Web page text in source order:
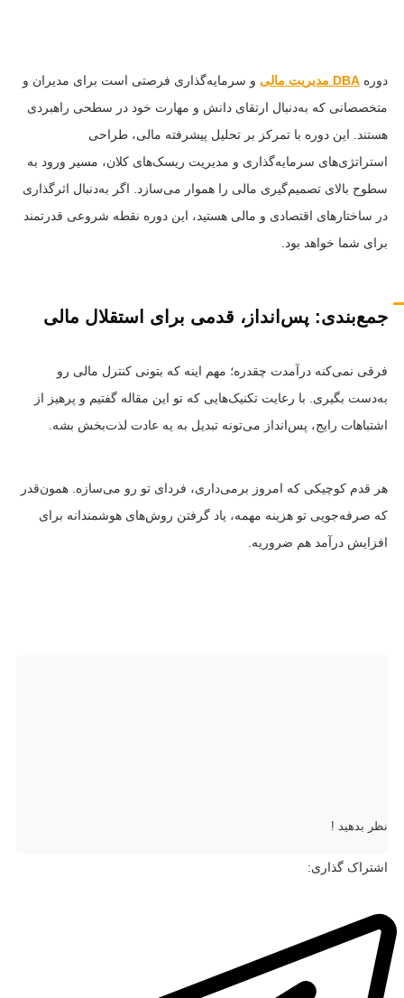
دوره DBA مدیریت مالی
و سرمایه‌گذاری فرصتی است برای مدیران و
متخصصانی که به‌دنبال ارتقای دانش و مهارت خود در سطحی راهبردی
هستند. این دوره با تمرکز بر تحلیل پیشرفته مالی، طراحی
استراتژی‌های سرمایه‌گذاری و مدیریت ریسک‌های کلان، مسیر ورود به
سطوح بالای تصمیم‌گیری مالی را هموار می‌سازد. اگر به‌دنبال اثرگذاری
در ساختارهای اقتصادی و مالی هستید، این دوره نقطه شروعی قدرتمند
برای شما خواهد بود.
جمع‌بندی: پس‌انداز، قدمی برای استقلال مالی
فرقی نمی‌کنه درآمدت چقدره؛ مهم اینه که بتونی کنترل مالی رو
به‌دست بگیری. با رعایت تکنیک‌هایی که تو این مقاله گفتیم و پرهیز از
اشتباهات رایج، پس‌انداز می‌تونه تبدیل به یه عادت لذت‌بخش بشه.
هر قدم کوچیکی که امروز برمی‌داری، فردای تو رو می‌سازه. همون‌قدر
که صرفه‌جویی تو هزینه مهمه، یاد گرفتن روش‌های هوشمندانه برای
افزایش درآمد هم ضروریه.
نظر بدهید !
اشتراک گذاری: